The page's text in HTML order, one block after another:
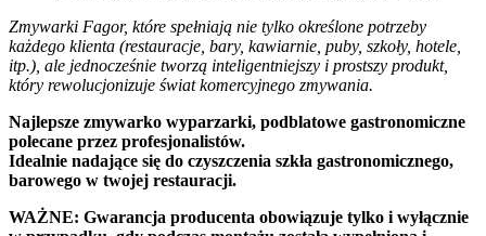
Zmywarki Fagor, które spełniają nie tylko określone potrzeby
każdego klienta (restauracje, bary, kawiarnie, puby, szkoły, hotele,
itp.), ale jednocześnie tworzą inteligentniejszy i prostszy produkt,
który rewolucjonizuje świat komercyjnego zmywania.
Najlepsze zmywarko wyparzarki, podblatowe gastronomiczne
polecane przez profesjonalistów.
Idealnie nadające się do czyszczenia szkła gastronomicznego,
barowego w twojej restauracji.
WAŻNE: Gwarancja producenta obowiązuje tylko i wyłącznie